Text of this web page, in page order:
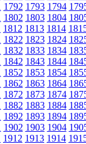
1792 1793 1794
1802 1803 1804
1812 1813 1814
1822 1823 1824
1832 1833 1834
1842 1843 1844
1852 1853 1854
1862 1863 1864
1872 1873 1874
1882 1883 1884
1892 1893 1894
1902 1903 1904
1912 1913 1914